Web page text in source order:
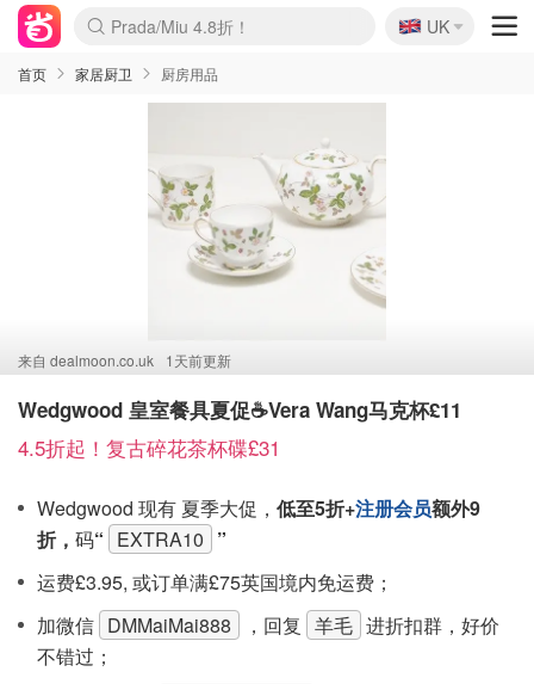
麦卢卡蜂蜜夏促！个位数！
Prada/Miu 4.8折！
啥？必胜客披萨5折！
🇬🇧
UK
首页 家居厨卫 厨房用品
来自 dealmoon.co.uk 1天前更新
Wedgwood 皇室餐具夏促☕️Vera Wang马克杯£11
4.5折起！复古碎花茶杯碟£31
Wedgwood 现有 夏季大促， 低至5折+注册会员额外9
折， 码“ EXTRA10 ”
运费£3.95, 或订单满£75英国境内免运费；
加微信 DMMaiMai888 ，回复 羊毛 进折扣群，好价
不错过；